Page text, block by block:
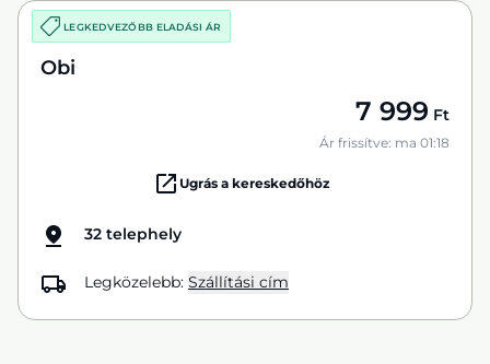
LEGKEDVEZŐBB ELADÁSI ÁR
Obi
7 999 Ft
Ár frissítve: ma 01:18
Ugrás a kereskedőhöz
32 telephely
Legközelebb: Szállítási cím